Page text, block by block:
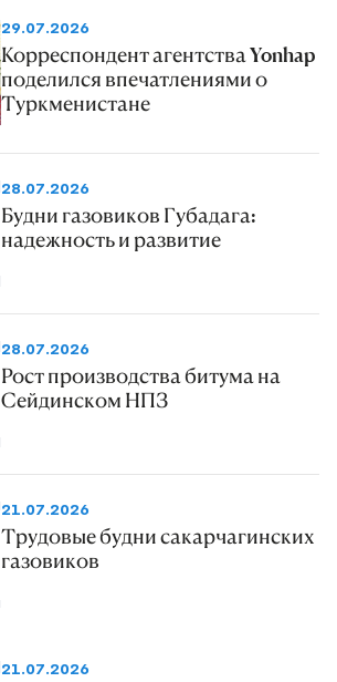
29.07.2026
Корреспондент агентства Yonhap
поделился впечатлениями о
Туркменистане
28.07.2026
Будни газовиков Губадага:
надежность и развитие
28.07.2026
Рост производства битума на
Сейдинском НПЗ
21.07.2026
Трудовые будни сакарчагинских
газовиков
21.07.2026